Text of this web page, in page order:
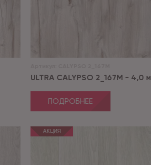
ULTRA CALYPSO 2_167M - 4,0 м
ПОДРОБНЕЕ
АКЦИЯ